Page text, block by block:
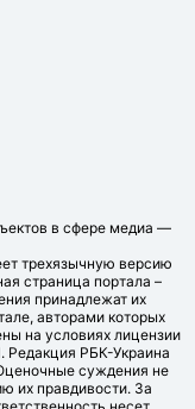
в сфере медиа —
трехязычную версию
страница портала –
принадлежат их
авторами которых
на условиях лицензии
Редакция РБК-Украина
суждения не
их правдивости. За